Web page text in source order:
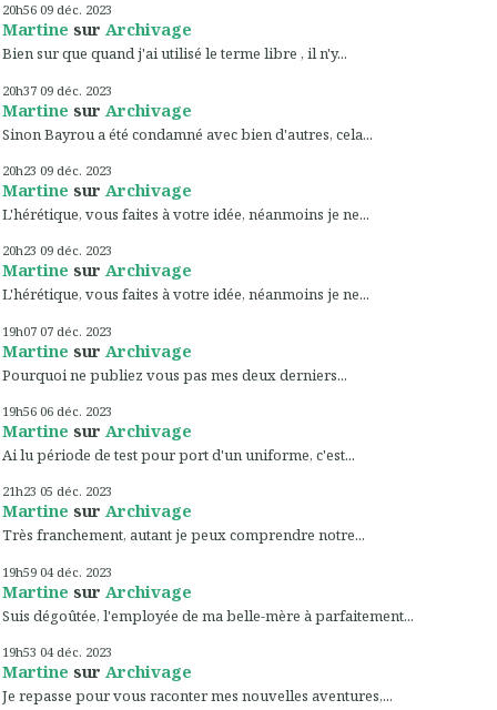
20h56 09 déc. 2023
Martine sur Archivage
Bien sur que quand j'ai utilisé le terme libre , il n'y...
20h37 09 déc. 2023
Martine sur Archivage
Sinon Bayrou a été condamné avec bien d'autres, cela...
20h23 09 déc. 2023
Martine sur Archivage
L'hérétique, vous faites à votre idée, néanmoins je ne...
20h23 09 déc. 2023
Martine sur Archivage
L'hérétique, vous faites à votre idée, néanmoins je ne...
19h07 07 déc. 2023
Martine sur Archivage
Pourquoi ne publiez vous pas mes deux derniers...
19h56 06 déc. 2023
Martine sur Archivage
Ai lu période de test pour port d'un uniforme, c'est...
21h23 05 déc. 2023
Martine sur Archivage
Très franchement, autant je peux comprendre notre...
19h59 04 déc. 2023
Martine sur Archivage
Suis dégoûtée, l'employée de ma belle-mère à parfaitement...
19h53 04 déc. 2023
Martine sur Archivage
Je repasse pour vous raconter mes nouvelles aventures,...